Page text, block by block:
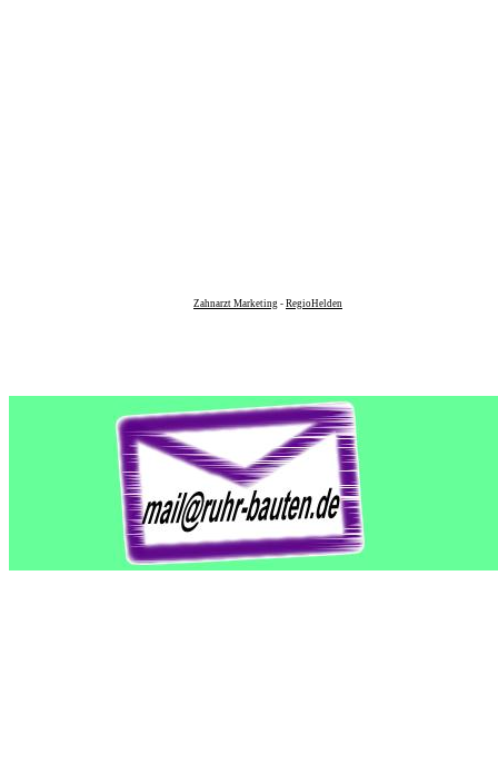
Zahnarzt Marketing - RegioHelden